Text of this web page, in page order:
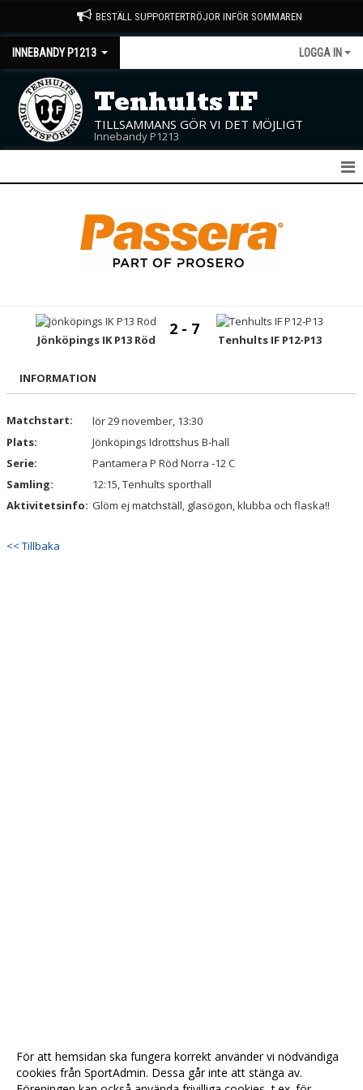
BESTÄLL SUPPORTERTRÖJOR INFÖR SOMMAREN
INNEBANDY P1213 LOGGA IN
Tenhults IF
TILLSAMMANS GÖR VI DET MÖJLIGT
Innebandy P1213
TRUPPEN
BILDGALLERI
KONTAKT
Jönköpings IK P13 Röd
2 - 7
Tenhults IF P12-P13
INFORMATION
Matchstart:
lör 29 november, 13:30
Plats:
Jönköpings Idrottshus B-hall
Serie:
Pantamera P Röd Norra -12 C
Samling:
12:15, Tenhults sporthall
Aktivitetsinfo: Glöm ej matchställ, glasögon, klubba och flaska!!
<< Tillbaka
För att hemsidan ska fungera korrekt använder vi nödvändiga
cookies från SportAdmin. Dessa går inte att stänga av.